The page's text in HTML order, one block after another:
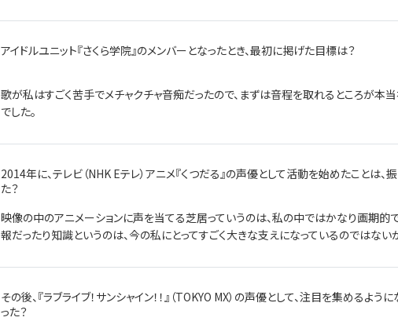
アイドルユニット『さくら学院』のメンバーとなったとき、最初に掲げた目標は？
歌が私はすごく苦手でメチャクチャ音痴だったので、まずは音程を取れるところが本
でした。
2014年に、テレビ（NHK Eテレ）アニメ『くつだる』の声優として活動を始めたことは、
た？
映像の中のアニメーションに声を当てる芝居っていうのは、私の中ではかなり画期的
報だったり知識というのは、今の私にとってすごく大きな支えになっているのではない
その後、『ラブライブ！サンシャイン！！』（TOKYO MX）の声優として、注目を集めるよ
った？